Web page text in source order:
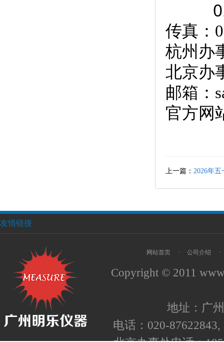
传真：
杭州办
北京办
邮箱：
官方网
上一篇： 2026年
友情链接
网站首页 · 公司介绍 ·
Copyright © 2011
地址：广
电话：020-